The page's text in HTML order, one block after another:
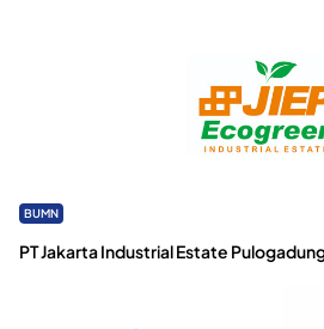
BUMN
PT Jakarta Industrial Estate Pulogadung